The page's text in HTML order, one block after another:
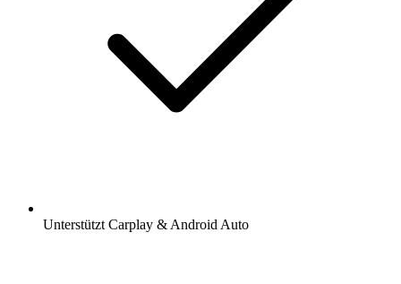
Unterstützt Carplay & Android Auto